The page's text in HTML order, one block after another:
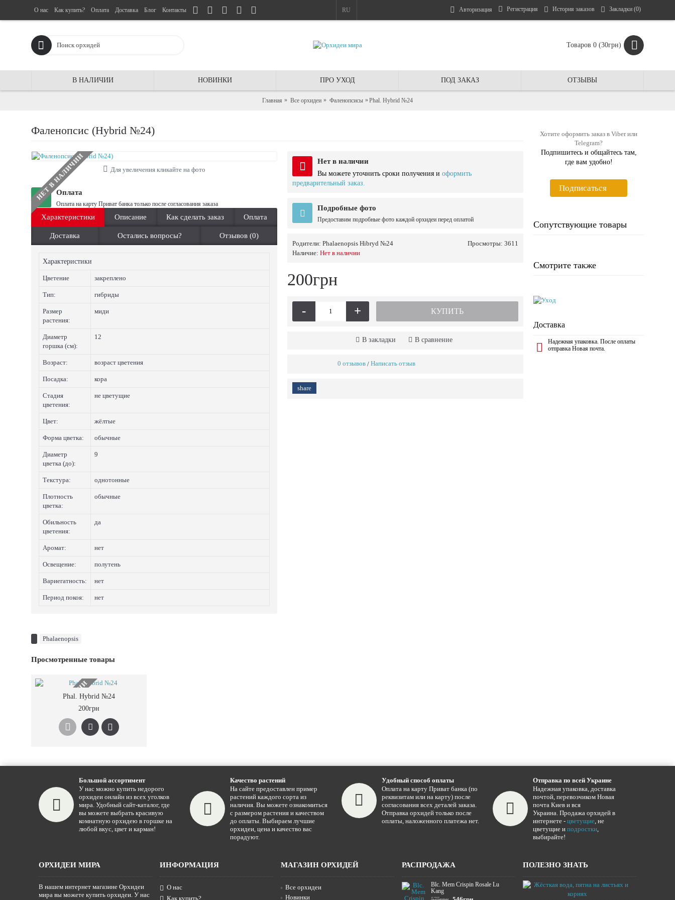
О нас Как купить? Оплата Доставка Блог Контакты RU Авторизация Регистрация История заказов Закладки (0)
Товаров 0 (30грн)
В НАЛИЧИИ НОВИНКИ ПРО УХОД ПОД ЗАКАЗ ОТЗЫВЫ
Главная Все орхидеи Фаленопсисы Phal. Hybrid №24
Хотите оформить заказ в Viber или
Telegram?
Подпишитесь и общайтесь там,
где вам удобно!
Подписаться
Сопутствующие товары
Смотрите также
Доставка
Надежная упаковка. После оплаты
отправка Новая почта.
Фаленопсис (Hybrid №24)
НЕТ В НАЛИЧИИ Для увеличения кликайте на фото
Оплата
Оплата на карту Приват банка только после согласования заказа
Характеристики Описание Как сделать заказ Оплата
Доставка Остались вопросы? Отзывов (0)
Характеристики
Цветение закреплено
Тип: гибриды
Размер
растения:
миди
Диаметр
горшка (см):
12
Возраст: возраст цветения
Посадка: кора
Стадия
цветения:
не цветущие
Цвет: жёлтые
Форма цветка: обычные
Диаметр
цветка (до):
9
Текстура: однотонные
Плотность
цветка:
обычные
Обильность
цветения:
да
Аромат: нет
Освещение: полутень
Вариегатность: нет
Период покоя: нет
Нет в наличии
Вы можете уточнить сроки получения и оформить
предварительный заказ.
Подробные фото
Предоставим подробные фото каждой орхидеи перед оплатой
Просмотры: 3611
Родители: Phalaenopsis Hibryd №24
Наличие: Нет в наличии
200грн
- + КУПИТЬ
В закладки В сравнение
0 отзывов / Написать отзыв
share
Phalaenopsis
Просмотренные товары
НЕТ В НАЛИЧИИ
Phal. Hybrid №24
200грн
Большой ассортимент
У нас можно купить недорого
орхидеи онлайн из всех уголков
мира. Удобный сайт-каталог, где
вы можете выбрать красивую
комнатную орхидею в горшке на
любой вкус, цвет и карман!
Качество растений
На сайте предоставлен пример
растений каждого сорта из
наличия. Вы можете ознакомиться
с размером растения и качеством
до оплаты. Выбираем лучшие
орхидеи, цена и качество вас
порадуют.
Удобный способ оплаты
Оплата на карту Приват банка (по
реквизитам или на карту) после
согласования всех деталей заказа.
Отправка орхидей только после
оплаты, наложенного платежа нет.
Отправка по всей Украине
Надежная упаковка, доставка
почтой, перевозчиком Новая
почта Киев и вся
Украина. Продажа орхидей в
интернете - цветущие, не
цветущие и подростки,
выбирайте!
ОРХИДЕИ МИРА
В нашем интернет магазине Орхидеи
мира вы можете купить орхидеи. У нас
ИНФОРМАЦИЯ
О нас
Как купить?
МАГАЗИН ОРХИДЕЙ
Все орхидеи
Новинки
РАСПРОДАЖА
Blc. Mem Crispin Rosale Lu
Kang
ПОЛЕЗНО ЗНАТЬ